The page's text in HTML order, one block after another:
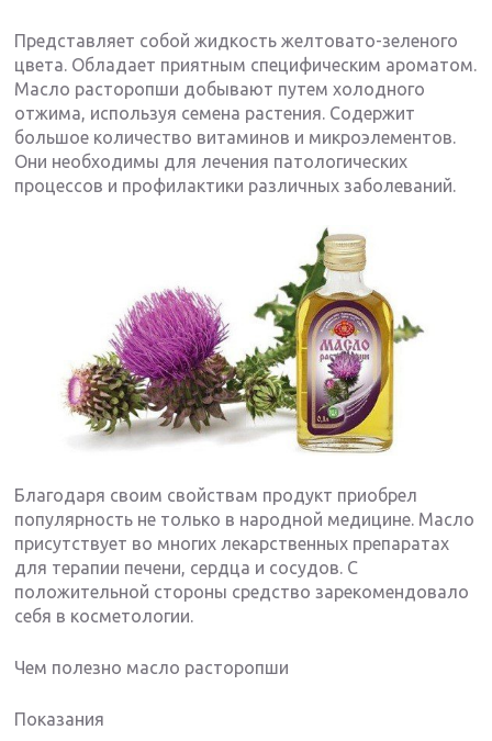
Представляет собой жидкость желтовато-зеленого
цвета. Обладает приятным специфическим ароматом.
Масло расторопши добывают путем холодного
отжима, используя семена растения. Содержит
большое количество витаминов и микроэлементов.
Они необходимы для лечения патологических
процессов и профилактики различных заболеваний.
Благодаря своим свойствам продукт приобрел
популярность не только в народной медицине. Масло
присутствует во многих лекарственных препаратах
для терапии печени, сердца и сосудов. С
положительной стороны средство зарекомендовало
себя в косметологии.
Чем полезно масло расторопши
Показания